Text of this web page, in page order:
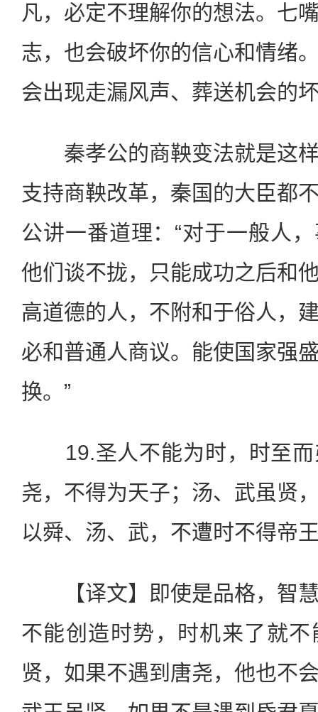
凡，必定不理解你的想法。七
志，也会破坏你的信心和情绪
会出现走漏风声、葬送机会的
秦孝公的商鞅变法就是这样
支持商鞅改革，秦国的大臣都
公讲一番道理：“对于一般人
他们谈不拢，只能成功之后和
高道德的人，不附和于俗人，
必和普通人商议。能使国家强
换。”
19.圣人不能为时，时至而
尧，不得为天子；汤、武虽贤
以舜、汤、武，不遭时不得帝
【译文】即使是品格，智慧
不能创造时势，时机来了就
贤，如果不遇到唐尧，他也不